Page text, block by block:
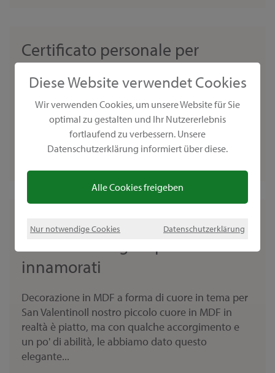
Diese Website verwendet Cookies
Wir verwenden Cookies, um unsere Website für Sie
optimal zu gestalten und Ihr Nutzererlebnis
fortlaufend zu verbessern. Unsere
Datenschutzerklärung informiert über diese.
Alle Cookies freigeben
Nur notwendige Cookies Datenschutzerklärung
Certificato personale per
l'anniversario
Realizza un certificato con il set dedicato
all'anniversarioNon sei in vena di noiosi regali di
compleanno? Crea un certificato di compleanno
personalizzato con il nostro set per l'anniversario
Per San Valentino o per le
innamorati
Decorazione in MDF a forma di cuore in tema per
San ValentinoIl nostro piccolo cuore in MDF in
realtà è piatto, ma con qualche accorgimento e
un po' di abilità, le abbiamo dato questo
elegante...